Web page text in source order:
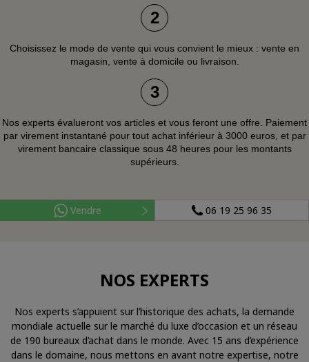
2
Choisissez le mode de vente qui vous convient le mieux : vente en
magasin, vente à domicile ou livraison.
3
Nos experts évalueront vos articles et vous feront une offre. Paiement
par virement instantané pour tout achat inférieur à 3000 euros, et par
virement bancaire classique sous 48 heures pour les montants
supérieurs.
Vendre 06 19 25 96 35
NOS EXPERTS
Nos experts s’appuient sur l’historique des achats, la demande
mondiale actuelle sur le marché du luxe d’occasion et un réseau
de 190 bureaux d’achat dans le monde. Avec 15 ans d’expérience
dans le domaine, nous mettons en avant notre expertise, notre